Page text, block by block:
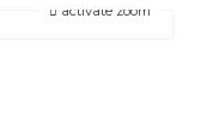
activate zoom